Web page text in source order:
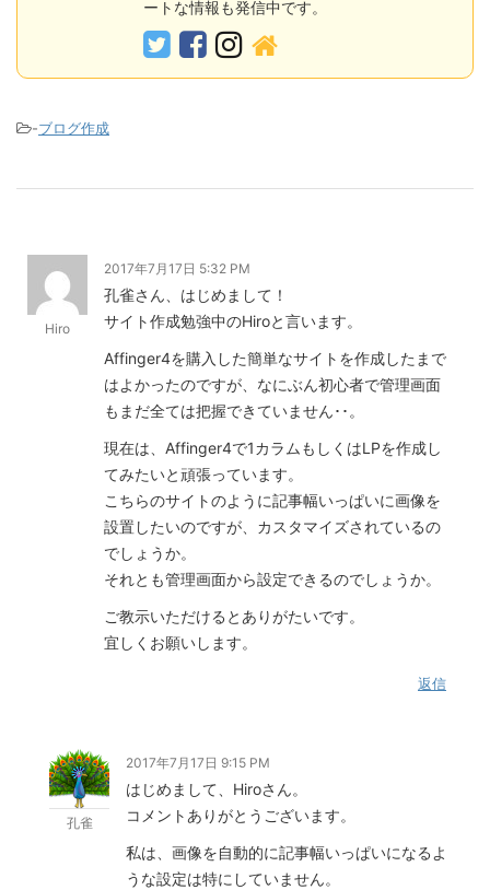
ートな情報も発信中です。
-ブログ作成
Hiro
2017年7月17日 5:32 PM
孔雀さん、はじめまして！
サイト作成勉強中のHiroと言います。
Affinger4を購入した簡単なサイトを作成したまで
はよかったのですが、なにぶん初心者で管理画面
もまだ全ては把握できていません･･。
現在は、Affinger4で1カラムもしくはLPを作成し
てみたいと頑張っています。
こちらのサイトのように記事幅いっぱいに画像を
設置したいのですが、カスタマイズされているの
でしょうか。
それとも管理画面から設定できるのでしょうか。
ご教示いただけるとありがたいです。
宜しくお願いします。
返信
孔雀
2017年7月17日 9:15 PM
はじめまして、Hiroさん。
コメントありがとうございます。
私は、画像を自動的に記事幅いっぱいになるよ
うな設定は特にしていません。